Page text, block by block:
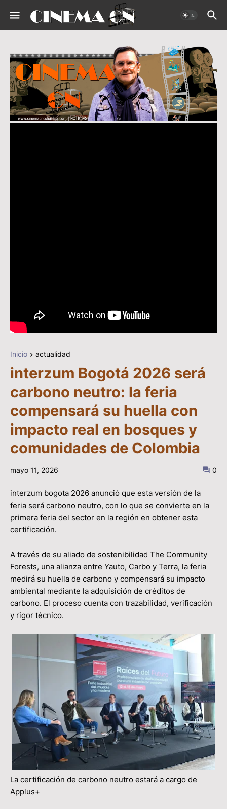
Inicio actualidad
interzum Bogotá 2026 será
carbono neutro: la feria
compensará su huella con
impacto real en bosques y
comunidades de Colombia
mayo 11, 2026 0
interzum bogota 2026 anunció que esta versión de la
feria será carbono neutro, con lo que se convierte en la
primera feria del sector en la región en obtener esta
certificación.
A través de su aliado de sostenibilidad The Community
Forests, una alianza entre Yauto, Carbo y Terra, la feria
medirá su huella de carbono y compensará su impacto
ambiental mediante la adquisición de créditos de
carbono. El proceso cuenta con trazabilidad, verificación
y rigor técnico.
La certificación de carbono neutro estará a cargo de
Applus+